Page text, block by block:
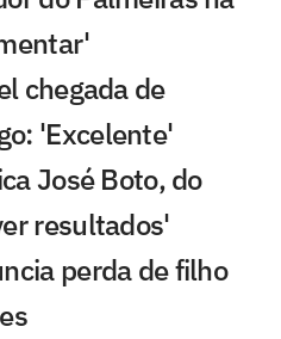
chegada de
'Excelente'
José Boto, do
resultados'
perda de filho